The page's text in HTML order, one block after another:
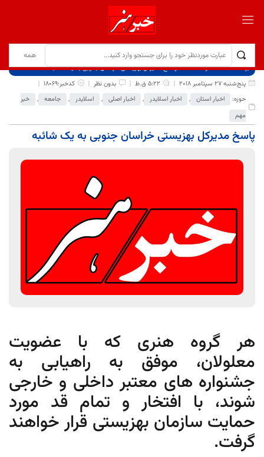
برگ نخست نوشته‌ها
پاسخ مدیرکل بهزیستی خراسان جنوبی به یک شائبه
پنج‌شنبه 27 سپتامبر 2018
5:22 ق.ظ بدون نظر
کدخبر:18069
حوزه:
اخبار استان , اخبار اسلایدر , اخبار اصلی , اسلایدر , جامعه ,
خبر
مهم
پاسخ مدیرکل بهزیستی خراسان جنوبی به یک شائبه
هر گروه هنری که با عضویت
معلولان، موفق به راهیابی به
جشنواره های معتبر داخلی و خارجی
شوند، با افتخار و تمام قد مورد
حمایت سازمان بهزیستی قرار خواهند
گرفت.